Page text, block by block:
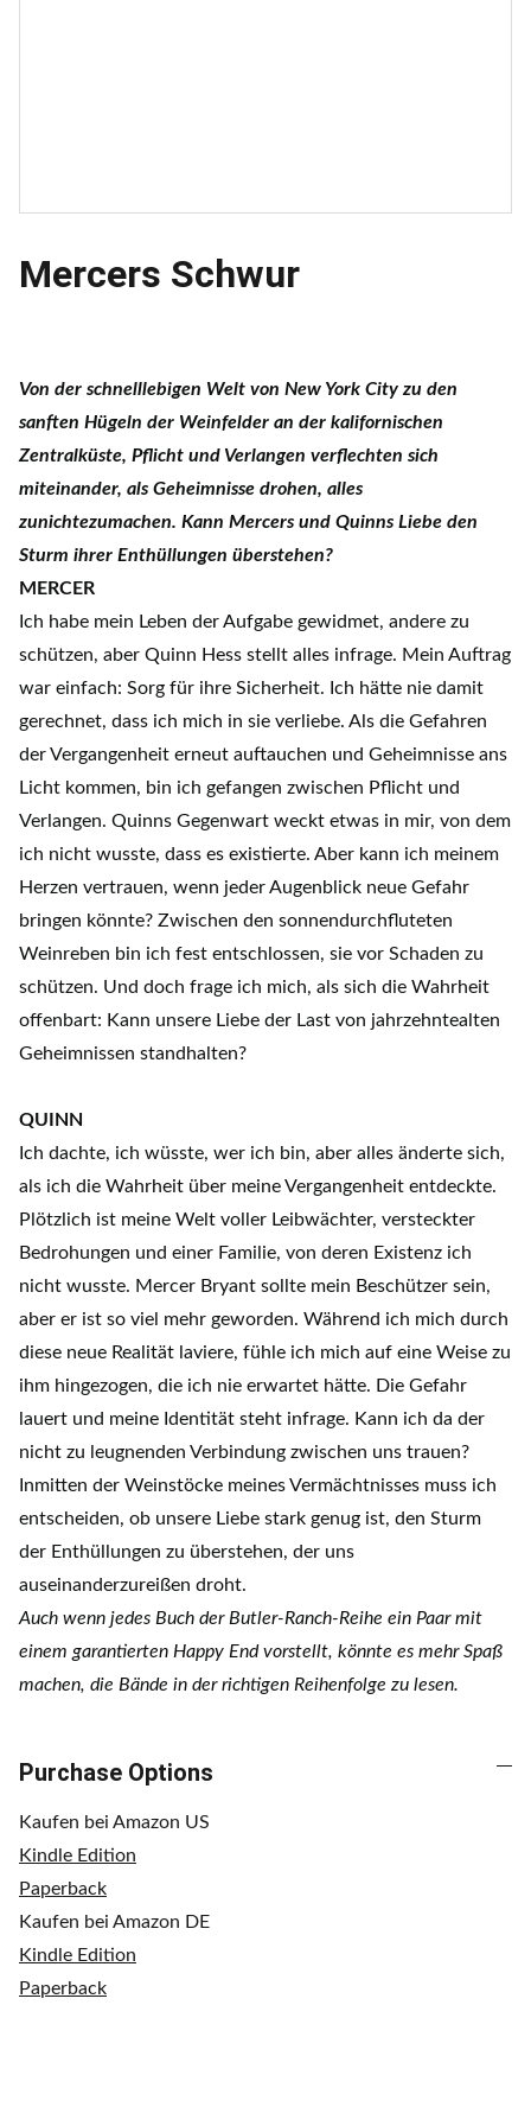
Mercers Schwur
Von der schnelllebigen Welt von New York City zu den
sanften Hügeln der Weinfelder an der kalifornischen
Zentralküste, Pflicht und Verlangen verflechten sich
miteinander, als Geheimnisse drohen, alles
zunichtezumachen. Kann Mercers und Quinns Liebe den
Sturm ihrer Enthüllungen überstehen?
MERCER
Ich habe mein Leben der Aufgabe gewidmet, andere zu
schützen, aber Quinn Hess stellt alles infrage. Mein Auftrag
war einfach: Sorg für ihre Sicherheit. Ich hätte nie damit
gerechnet, dass ich mich in sie verliebe. Als die Gefahren
der Vergangenheit erneut auftauchen und Geheimnisse ans
Licht kommen, bin ich gefangen zwischen Pflicht und
Verlangen. Quinns Gegenwart weckt etwas in mir, von dem
ich nicht wusste, dass es existierte. Aber kann ich meinem
Herzen vertrauen, wenn jeder Augenblick neue Gefahr
bringen könnte? Zwischen den sonnendurchfluteten
Weinreben bin ich fest entschlossen, sie vor Schaden zu
schützen. Und doch frage ich mich, als sich die Wahrheit
offenbart: Kann unsere Liebe der Last von jahrzehntealten
Geheimnissen standhalten?
QUINN
Ich dachte, ich wüsste, wer ich bin, aber alles änderte sich,
als ich die Wahrheit über meine Vergangenheit entdeckte.
Plötzlich ist meine Welt voller Leibwächter, versteckter
Bedrohungen und einer Familie, von deren Existenz ich
nicht wusste. Mercer Bryant sollte mein Beschützer sein,
aber er ist so viel mehr geworden. Während ich mich durch
diese neue Realität laviere, fühle ich mich auf eine Weise zu
ihm hingezogen, die ich nie erwartet hätte. Die Gefahr
lauert und meine Identität steht infrage. Kann ich da der
nicht zu leugnenden Verbindung zwischen uns trauen?
Inmitten der Weinstöcke meines Vermächtnisses muss ich
entscheiden, ob unsere Liebe stark genug ist, den Sturm
der Enthüllungen zu überstehen, der uns
auseinanderzureißen droht.
Auch wenn jedes Buch der Butler-Ranch-Reihe ein Paar mit
einem garantierten Happy End vorstellt, könnte es mehr Spaß
machen, die Bände in der richtigen Reihenfolge zu lesen.
Purchase Options
Kaufen bei Amazon US
Kindle Edition
Paperback
Kaufen bei Amazon DE
Kindle Edition
Paperback